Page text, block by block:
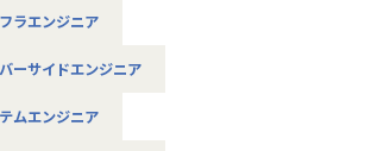
規立ち上げ（要件定義～運用／TypeScr
製造システムの業務改善プロジェクト
心して挑戦できます。
、長く働きたい方へ
週2～3日出社が基本。残業は月9時間ほど
ラエンジニア
ーサイドエンジニア
ムエンジニア